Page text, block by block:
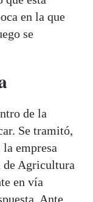
en la que
se
de la
Se tramitó,
empresa
de Agricultura
en vía
Ante